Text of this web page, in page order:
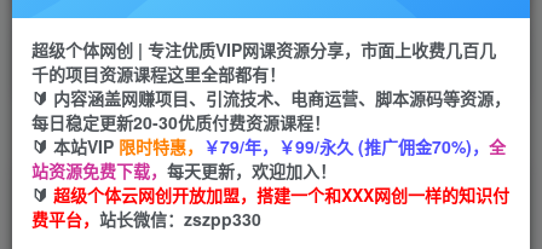
挂机
项目
脚本卡密
APP下载
GO
首页 创业课程 会员免费 正文
B站日引50+流量，实战已引流5000+变现20万，
超级实操课程
超级个体网创 | 专注优质VIP网课资源分享，市面上收费几百几
千的项目资源课程这里全部都有！
🔰 内容涵盖网赚项目、引流技术、电商运营、脚本源码等资源，
每日稳定更新20-30优质付费资源课程！
🔰 本站VIP 限时特惠， ￥79/年，￥99/永久 (推广佣金70%)， 全
站资源免费下载， 每天更新，欢迎加入！
🔰 超级个体云网创开放加盟，搭建一个和XXX网创一样的知识付
费平台， 站长微信：zszpp330